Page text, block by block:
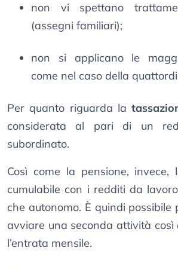
non vi spettano
(assegni familiari);
non si applicano le
come nel caso della
Per quanto riguarda la
considerata al pari di un
subordinato.
Così come la pensione, invece,
cumulabile con i redditi da
che autonomo. È quindi possibile
avviare una seconda attività così
l’entrata mensile.